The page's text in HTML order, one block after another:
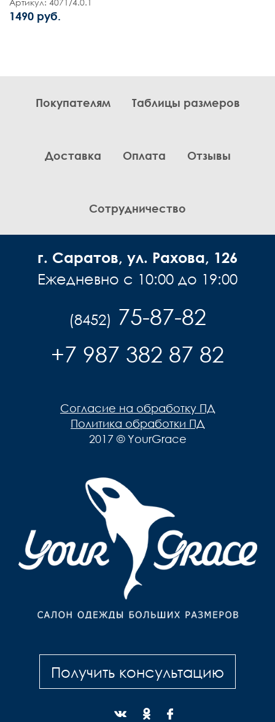
Артикул: 4071/4.0.1
1490 руб.
Покупателям Таблицы размеров
Доставка Оплата Отзывы
Сотрудничество
г. Саратов, ул. Рахова, 126
Ежедневно с 10:00 до 19:00
(8452) 75-87-82
+7 987 382 87 82
Согласие на обработку ПД
Политика обработки ПД
2017 © YourGrace
Получить консультацию